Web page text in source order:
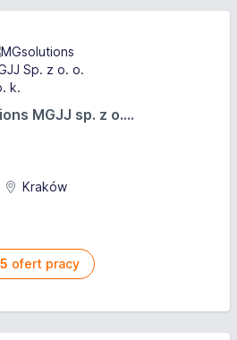
MGJJ sp. z o....
Kraków
ofert pracy